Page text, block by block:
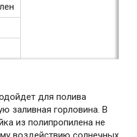
для полива
заливная горловина. В
из полипропилена не